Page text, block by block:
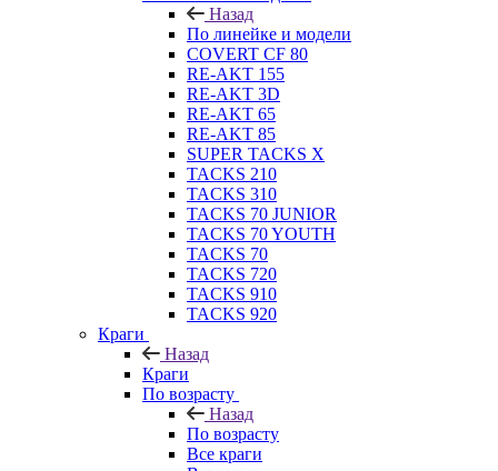
Назад
По линейке и модели
COVERT CF 80
RE-AKT 155
RE-AKT 3D
RE-AKT 65
RE-AKT 85
SUPER TACKS X
TACKS 210
TACKS 310
TACKS 70 JUNIOR
TACKS 70 YOUTH
TACKS 70
TACKS 720
TACKS 910
TACKS 920
Краги
Назад
Краги
По возрасту
Назад
По возрасту
Все краги